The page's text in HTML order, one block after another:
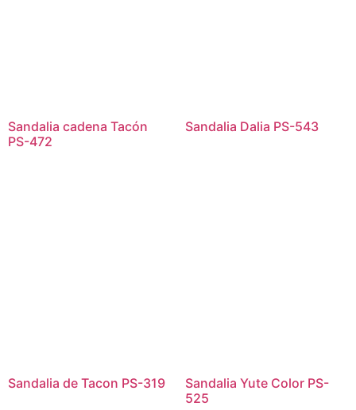
Sandalia cadena Tacón
PS-472
Sandalia Dalia PS-543
Sandalia de Tacon PS-319
Sandalia Yute Color PS-
525